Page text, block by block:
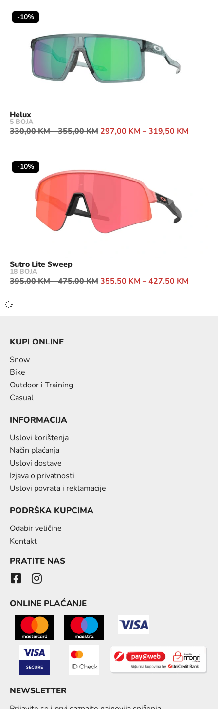
-10%
Helux
5 BOJA
330,00KM–355,00KM 297,00 KM –319,50 KM
-10%
Sutro Lite Sweep
18 BOJA
395,00KM–475,00KM355,50 KM –427,50 KM
KUPI ONLINE
Snow
Bike
Outdoor i Training
Casual
INFORMACIJA
Uslovi korištenja
Način plaćanja
Uslovi dostave
Izjava o privatnosti
Uslovi povrata i reklamacije
PODRŠKA KUPCIMA
Odabir veličine
Kontakt
PRATITE NAS
ONLINE PLAĆANJE
NEWSLETTER